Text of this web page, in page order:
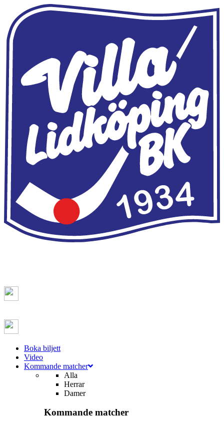
Boka biljett
Video
Kommande matcher
Alla
Herrar
Damer
Kommande matcher